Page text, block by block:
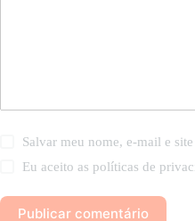
Salvar meu nome, e-mail e
Eu aceito as políticas de
Publicar comentário